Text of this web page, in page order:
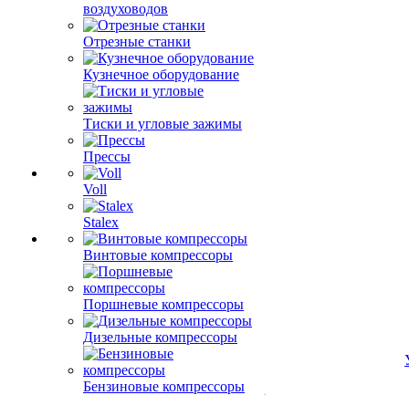
воздуховодов
Отрезные станки
Кузнечное оборудование
Тиски и угловые зажимы
Прессы
Voll
Stalex
Винтовые компрессоры
Поршневые компрессоры
Дизельные компрессоры
Бензиновые компрессоры